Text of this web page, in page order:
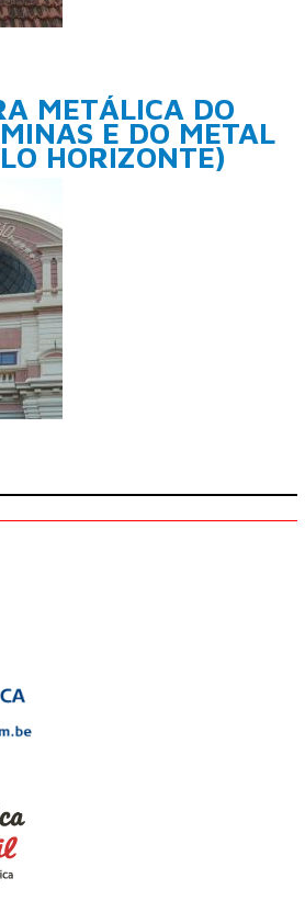
METÁLICA DO
E DO METAL
HORIZONTE)